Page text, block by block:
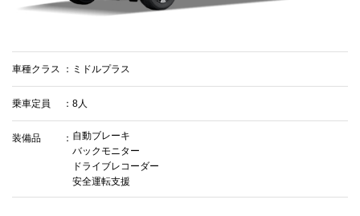
車種クラス ミドルプラス
乗車定員 8人
装備品
自動ブレーキ
バックモニター
ドライブレコーダー
安全運転支援